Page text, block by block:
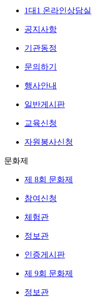
1대1 온라인상담실
공지사항
기관동정
문의하기
행사안내
일반게시판
교육신청
자원봉사신청
문화제
제 8회 문화제
참여신청
체험관
정보관
인증게시판
제 9회 문화제
정보관